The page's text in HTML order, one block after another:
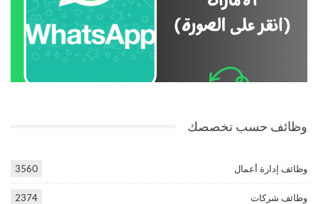
وظائف حسب تخصصك
وظائف إدارة أعمال 3560
وظائف شركات 2374